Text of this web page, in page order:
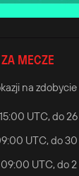
MECZE
na
UTC, do
UTC, do
UTC, do 2